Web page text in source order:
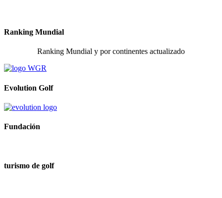
Ranking Mundial
Ranking Mundial y por continentes actualizado
Evolution Golf
Fundación
turismo de golf